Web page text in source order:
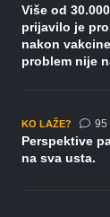
Više od
prijavilo je
nakon
problem nije
KO LAŽE? 95
Perspektive
na sva usta.